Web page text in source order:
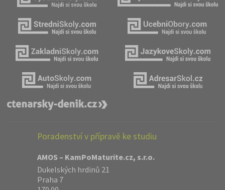
Poradenství v přípravě ke studiu
AMOS – KamPoMaturite.cz, s.r.o.
Dukelských hrdinů 21
Praha 7